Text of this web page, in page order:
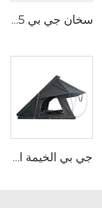
سخان جي بي 4.5 كيلوواط مقلاة ديزل محمولة موقد 12 فولت مقلاة ديزل
جي بي الخيمة الجديدة في الهواء الطلق سهلة التثبيت الألومنيوم كلامشيل سيارات الأجرة 3 شخص خيمة سطحية أستراليا خيمة سطحية صلبة